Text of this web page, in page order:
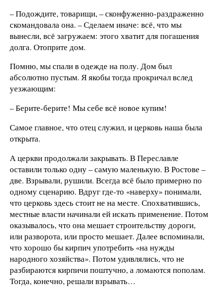
– Подождите, товарищи, – сконфуженно-раздраженно
скомандовала она. – Сделаем иначе: всё, что мы
вынесли, всё загружаем: этого хватит для погашения
долга. Отоприте дом.
Помню, мы спали в одежде на полу. Дом был
абсолютно пустым. Я якобы тогда прокричал вслед
уезжающим:
– Берите-берите! Мы себе всё новое купим!
Самое главное, что отец служил, и церковь наша была
открыта.
А церкви продолжали закрывать. В Переславле
оставили только одну – самую маленькую. В Ростове –
две. Взрывали, рушили. Всегда всё было примерно по
одному сценарию. Вдруг где-то «наверху» понимали,
что церковь здесь стоит не на месте. Спохватившись,
местные власти начинали ей искать применение. Потом
оказывалось, что она мешает строительству дороги,
или разворота, или просто мешает. Далее вспоминали,
что хорошо бы кирпич употребить «на нужды
народного хозяйства». Потом удивлялись, что не
разбираются кирпичи поштучно, а ломаются пополам.
Тогда, конечно, решали взрывать…